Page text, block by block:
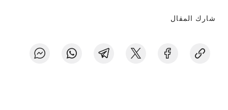
شارك المقال